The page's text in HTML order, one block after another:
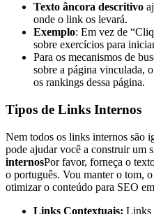
Texto âncora descritivo
onde o link os levará.
Exemplo: Em vez de
sobre exercícios para
Para os mecanismos de
sobre a página vinculada,
os rankings dessa página.
Tipos de Links Internos
Nem todos os links internos são
pode ajudar você a construir um
internosPor favor, forneça o
o português. Vou manter o tom,
otimizar o conteúdo para SEO
Links Contextuais: Links